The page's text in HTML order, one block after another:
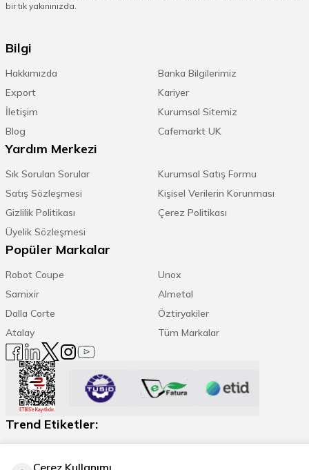
bir tık yakınınızda.
Bilgi
Hakkımızda
Banka Bilgilerimiz
Export
Kariyer
İletişim
Kurumsal Sitemiz
Blog
Cafemarkt UK
Yardım Merkezi
Sık Sorulan Sorular
Kurumsal Satış Formu
Satış Sözleşmesi
Kişisel Verilerin Korunması
Gizlilik Politikası
Çerez Politikası
Üyelik Sözleşmesi
Popüler Markalar
Robot Coupe
Unox
Samixir
Almetal
Dalla Corte
Öztiryakiler
Atalay
Tüm Markalar
Trend Etiketler:
Çerez Kullanımı